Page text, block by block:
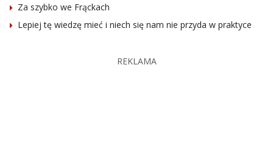
Za szybko we Frąckach
Lepiej tę wiedzę mieć i niech się nam nie przyda w praktyce
REKLAMA